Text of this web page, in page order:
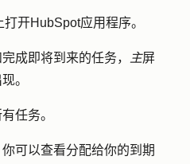
打开HubSpot应用程序。
成即将到来的任务， 主屏
。
任务。
可以查看分配给你的到期